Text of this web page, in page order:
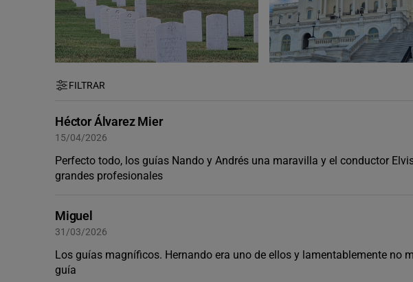
FILTRAR
Héctor Álvarez Mier
15/04/2026
Perfecto todo, los guías Nando y Andrés una maravilla y el conductor
grandes profesionales
Miguel
31/03/2026
Los guías magníficos. Hernando era uno de ellos y lamentablemente no
guía